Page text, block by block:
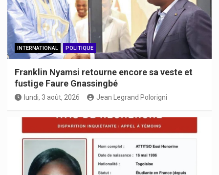
INTERNATIONAL POLITIQUE
Franklin Nyamsi retourne encore sa veste et
fustige Faure Gnassingbé
lundi, 3 août, 2026 Jean Legrand Polorigni